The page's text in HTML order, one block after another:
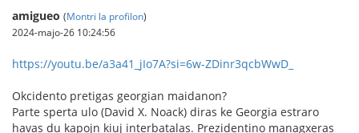
amigueo (Montri la profilon)
2024-majo-26 10:24:56
https://youtu.be/a3a41_jIo7A?si=6w-ZDinr3qcbWwD_
Okcidento pretigas georgian maidanon?
Parte sperta ulo (David X. Noack) diras ke Georgia estraro
havas du kapojn kiuj interbatalas. Prezidentino managxeras